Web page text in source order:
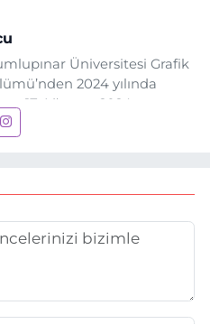
Üniversitesi Grafik
2024 yılında
17 Ağustos 2024
Tasarım alanında staj